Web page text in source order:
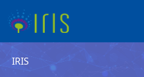
IRIS